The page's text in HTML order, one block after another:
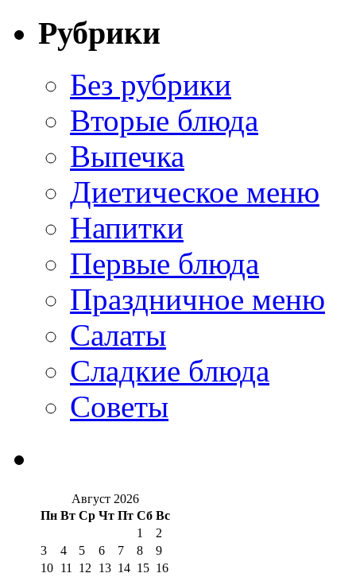
Рубрики
Без рубрики
Вторые блюда
Выпечка
Диетическое меню
Напитки
Первые блюда
Праздничное меню
Салаты
Сладкие блюда
Советы
Август 2026
Пн Вт Ср Чт Пт Сб Вс
1
2
3
4 5 6 7 8
9
10 11 12 13 14 15 16